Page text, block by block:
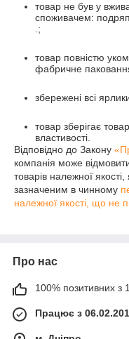
товар не був у
споживачем:
.;
товар повністю
фабричне
збережені всі
товар зберігає
властивості.
Відповідно до Закону
компанія може
товарів належної
зазначеним в чинному
належної якості, що не
Про нас
100% позитивних з
Працює з